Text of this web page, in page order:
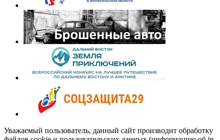
Уважаемый пользователь, данный сайт производит обработку